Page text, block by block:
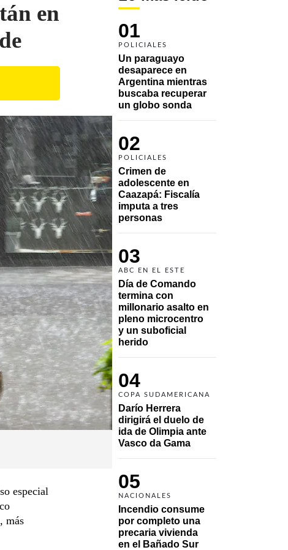
01
POLICIALES
Un paraguayo
desaparece en
Argentina mientras
buscaba recuperar
un globo sonda
02
POLICIALES
Crimen de
adolescente en
Caazapá: Fiscalía
imputa a tres
personas
03
ABC EN EL ESTE
Día de Comando
termina con
millonario asalto en
pleno microcentro
y un suboficial
herido
04
COPA SUDAMERICANA
Darío Herrera
dirigirá el duelo de
ida de Olimpia ante
Vasco da Gama
05
NACIONALES
Incendio consume
por completo una
precaria vivienda
en el Bañado Sur
en
especial
más